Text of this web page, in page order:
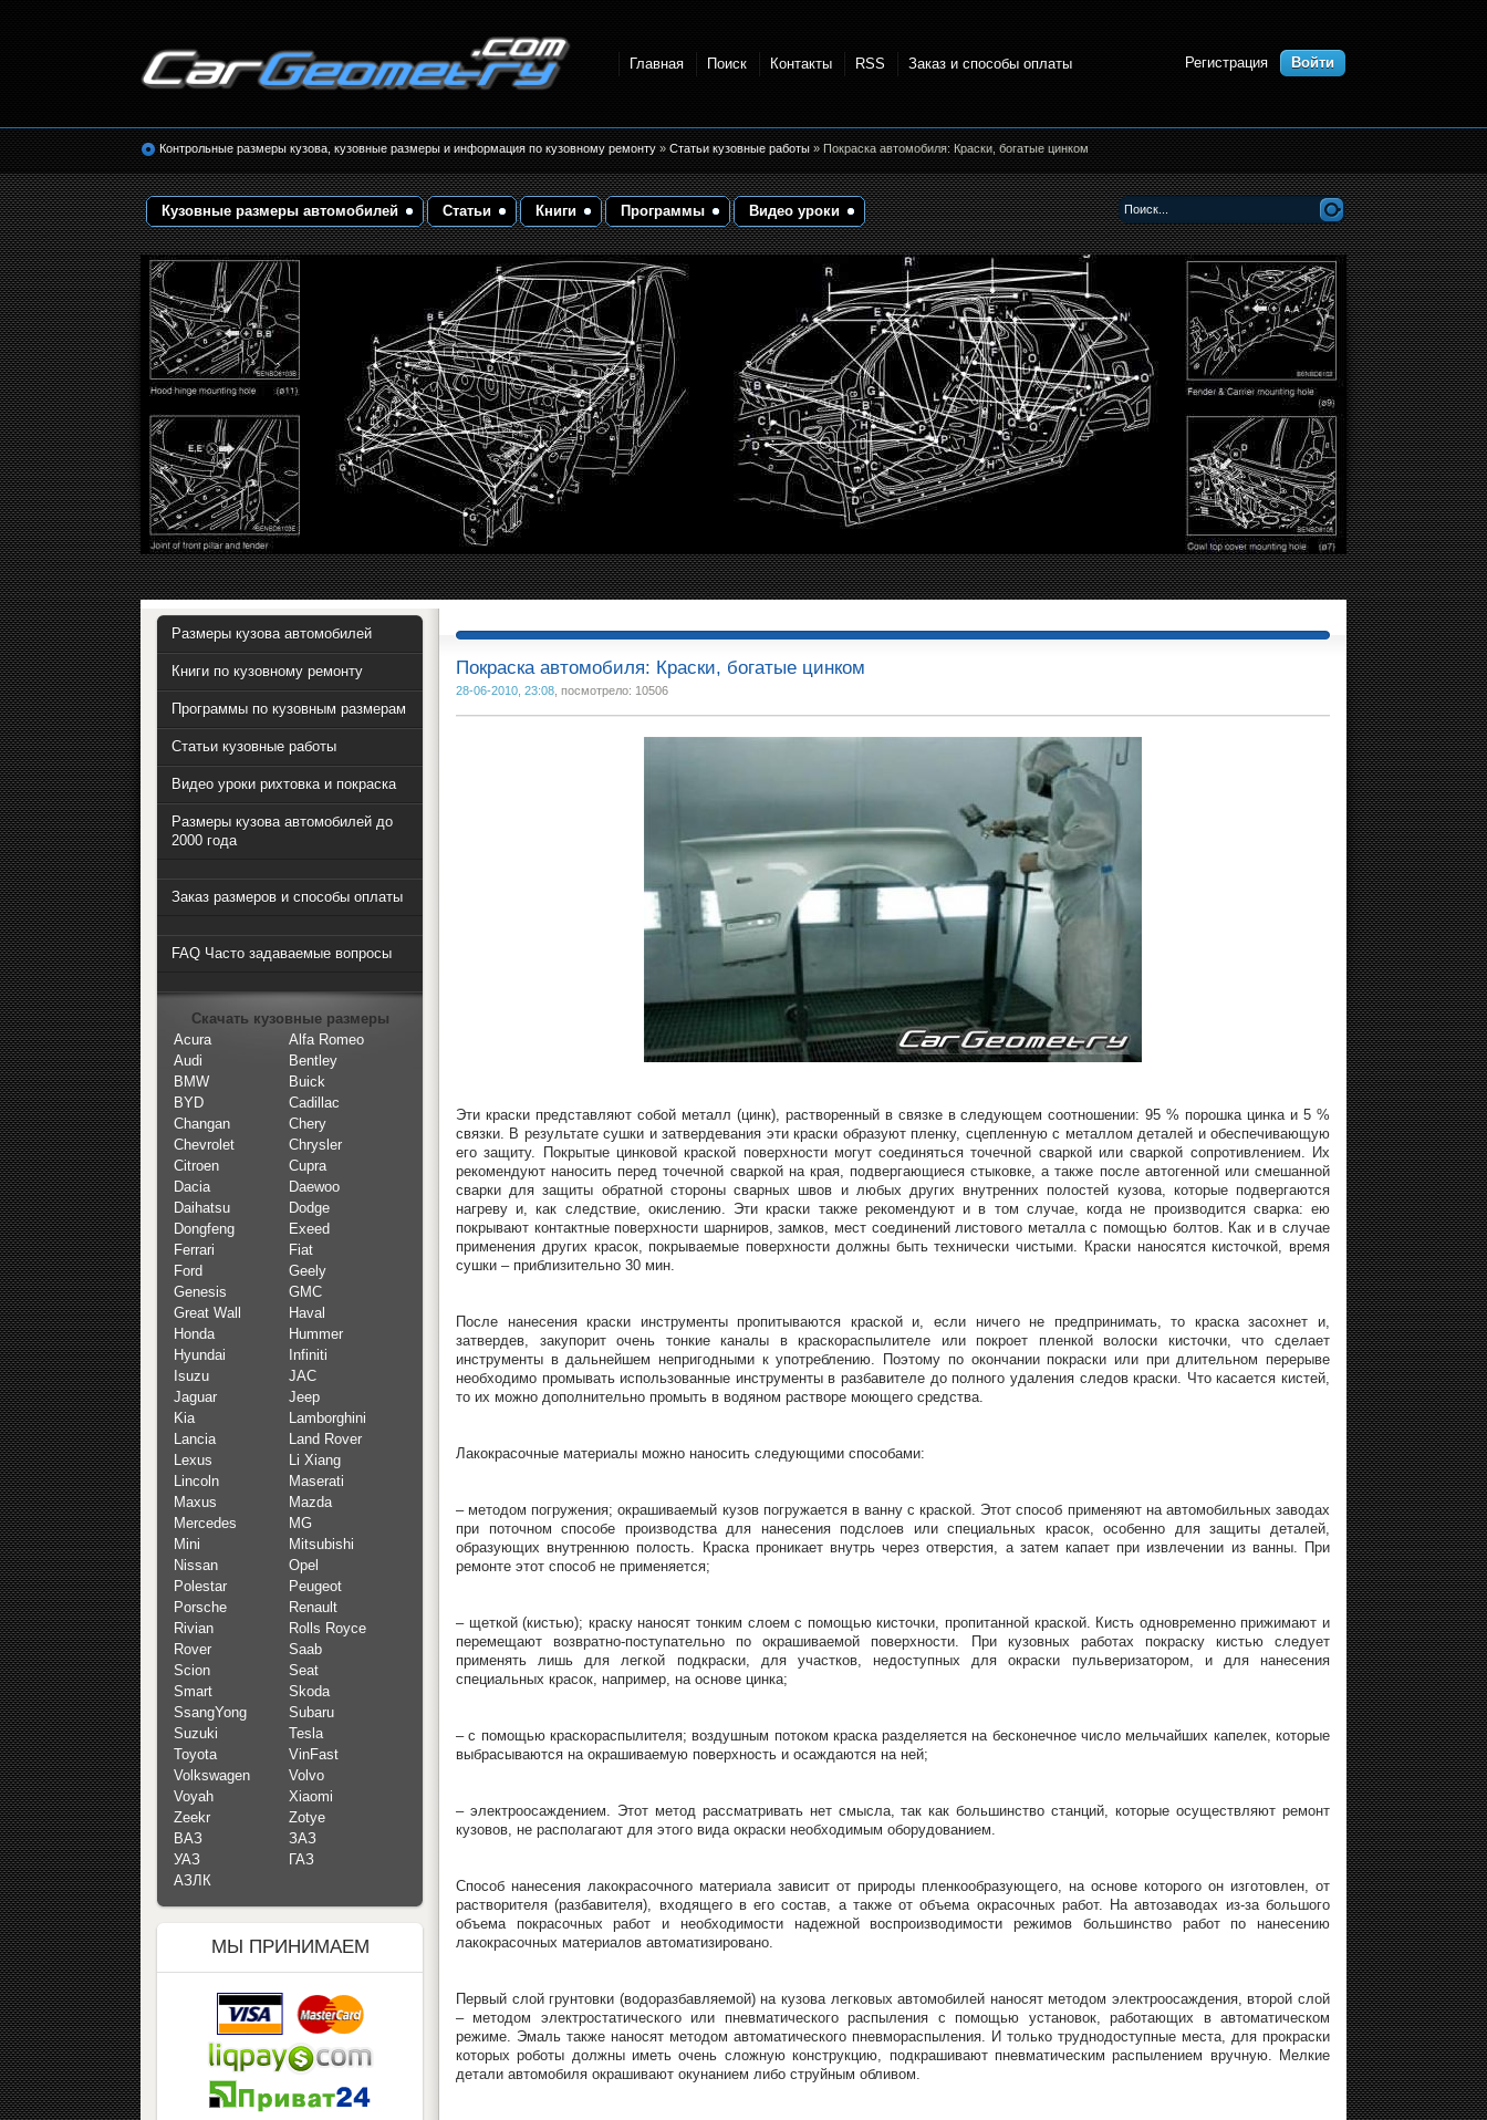
кузовные размеры. Геометрия кузова
Главная Поиск Контакты RSS Заказ и способы оплаты Регистрация Войти
Контрольные размеры кузова, кузовные размеры и информация по кузовному ремонту»Статьи кузовные работы» Покраска автомобиля: Краски, богатые цинком
Кузовные размеры автомобилей Статьи Книги Программы Видео уроки
Покраска автомобиля: Краски, богатые цинком
28-06-2010, 23:08, посмотрело: 10506
Эти краски представляют собой металл (цинк), растворенный в связке в следующем соотношении: 95 % порошка цинка и 5 %
связки. В результате сушки и затвердевания эти краски образуют пленку, сцепленную с металлом деталей и обеспечивающую
его защиту. Покрытые цинковой краской поверхности могут соединяться точечной сваркой или сваркой сопротивлением. Их
рекомендуют наносить перед точечной сваркой на края, подвергающиеся стыковке, а также после автогенной или смешанной
сварки для защиты обратной стороны сварных швов и любых других внутренних полостей кузова, которые подвергаются
нагреву и, как следствие, окислению. Эти краски также рекомендуют и в том случае, когда не производится сварка: ею
покрывают контактные поверхности шарниров, замков, мест соединений листового металла с помощью болтов. Как и в случае
применения других красок, покрываемые поверхности должны быть технически чистыми. Краски наносятся кисточкой, время
сушки – приблизительно 30 мин.
После нанесения краски инструменты пропитываются краской и, если ничего не предпринимать, то краска засохнет и,
затвердев, закупорит очень тонкие каналы в краскораспылителе или покроет пленкой волоски кисточки, что сделает
инструменты в дальнейшем непригодными к употреблению. Поэтому по окончании покраски или при длительном перерыве
необходимо промывать использованные инструменты в разбавителе до полного удаления следов краски. Что касается кистей,
то их можно дополнительно промыть в водяном растворе моющего средства.
Лакокрасочные материалы можно наносить следующими способами:
– методом погружения; окрашиваемый кузов погружается в ванну с краской. Этот способ применяют на автомобильных заводах
при поточном способе производства для нанесения подслоев или специальных красок, особенно для защиты деталей,
образующих внутреннюю полость. Краска проникает внутрь через отверстия, а затем капает при извлечении из ванны. При
ремонте этот способ не применяется;
– щеткой (кистью); краску наносят тонким слоем с помощью кисточки, пропитанной краской. Кисть одновременно прижимают и
перемещают возвратно-поступательно по окрашиваемой поверхности. При кузовных работах покраску кистью следует
применять лишь для легкой подкраски, для участков, недоступных для окраски пульверизатором, и для нанесения
специальных красок, например, на основе цинка;
– с помощью краскораспылителя; воздушным потоком краска разделяется на бесконечное число мельчайших капелек, которые
выбрасываются на окрашиваемую поверхность и осаждаются на ней;
– электроосаждением. Этот метод рассматривать нет смысла, так как большинство станций, которые осуществляют ремонт
кузовов, не располагают для этого вида окраски необходимым оборудованием.
Способ нанесения лакокрасочного материала зависит от природы пленкообразующего, на основе которого он изготовлен, от
растворителя (разбавителя), входящего в его состав, а также от объема окрасочных работ. На автозаводах из-за большого
объема покрасочных работ и необходимости надежной воспроизводимости режимов большинство работ по нанесению
лакокрасочных материалов автоматизировано.
Первый слой грунтовки (водоразбавляемой) на кузова легковых автомобилей наносят методом электроосаждения, второй слой
– методом электростатического или пневматического распыления с помощью установок, работающих в автоматическом
режиме. Эмаль также наносят методом автоматического пневмораспыления. И только труднодоступные места, для прокраски
которых роботы должны иметь очень сложную конструкцию, подкрашивают пневматическим распылением вручную. Мелкие
детали автомобиля окрашивают окунанием либо струйным обливом.
Размеры кузова автомобилей
Книги по кузовному ремонту
Программы по кузовным размерам
Статьи кузовные работы
Видео уроки рихтовка и покраска
Размеры кузова автомобилей до
2000 года
Заказ размеров и способы оплаты
FAQ Часто задаваемые вопросы
Скачать кузовные размеры
Acura
Alfa Romeo
Audi
Bentley
BMW
Buick
BYD
Cadillac
Changan
Chery
Chevrolet
Chrysler
Citroen
Cupra
Dacia
Daewoo
Daihatsu
Dodge
Dongfeng
Exeed
Ferrari
Fiat
Ford
Geely
Genesis
GMC
Great Wall
Haval
Honda
Hummer
Hyundai
Infiniti
Isuzu
JAC
Jaguar
Jeep
Kia
Lamborghini
Lancia
Land Rover
Lexus
Li Xiang
Lincoln
Maserati
Maxus
Mazda
Mercedes
MG
Mini
Mitsubishi
Nissan
Opel
Polestar
Peugeot
Porsche
Renault
Rivian
Rolls Royce
Rover
Saab
Scion
Seat
Smart
Skoda
SsangYong
Subaru
Suzuki
Tesla
Toyota
VinFast
Volkswagen
Volvo
Voyah
Xiaomi
Zeekr
Zotye
ВАЗ
ЗАЗ
УАЗ
ГАЗ
АЗЛК
МЫ ПРИНИМАЕМ